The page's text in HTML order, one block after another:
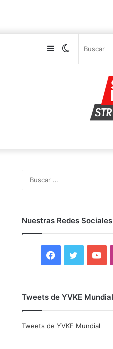
Switch
Sidebar
Nuestras Redes Sociales
F
c
i
Y
u
Tweets de YVKE Mundial
Tweets de YVKE Mundial